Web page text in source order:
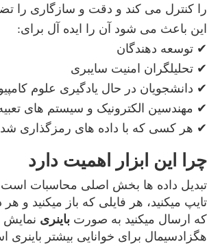
را کنترل می کند و دقت و سازگاری را
این باعث می شود آن را ایده آل برای:
✔ توسعه دهندگان
✔ تحلیلگران امنیت سایبری
✔ دانشجویان در حال یادگیری علوم
✔ مهندسین الکترونیک و سیستم های
✔ هر کسی که با داده های رمزگذاری
چرا این ابزار اهمیت دارد
تبدیل داده ها بخش اصلی محاسبات
تایپ میکنید، هر فایلی که باز میکنید و
که ارسال میکنید به صورت باینری نمایش
هگزادسیمال برای خوانایی بیشتر باینری